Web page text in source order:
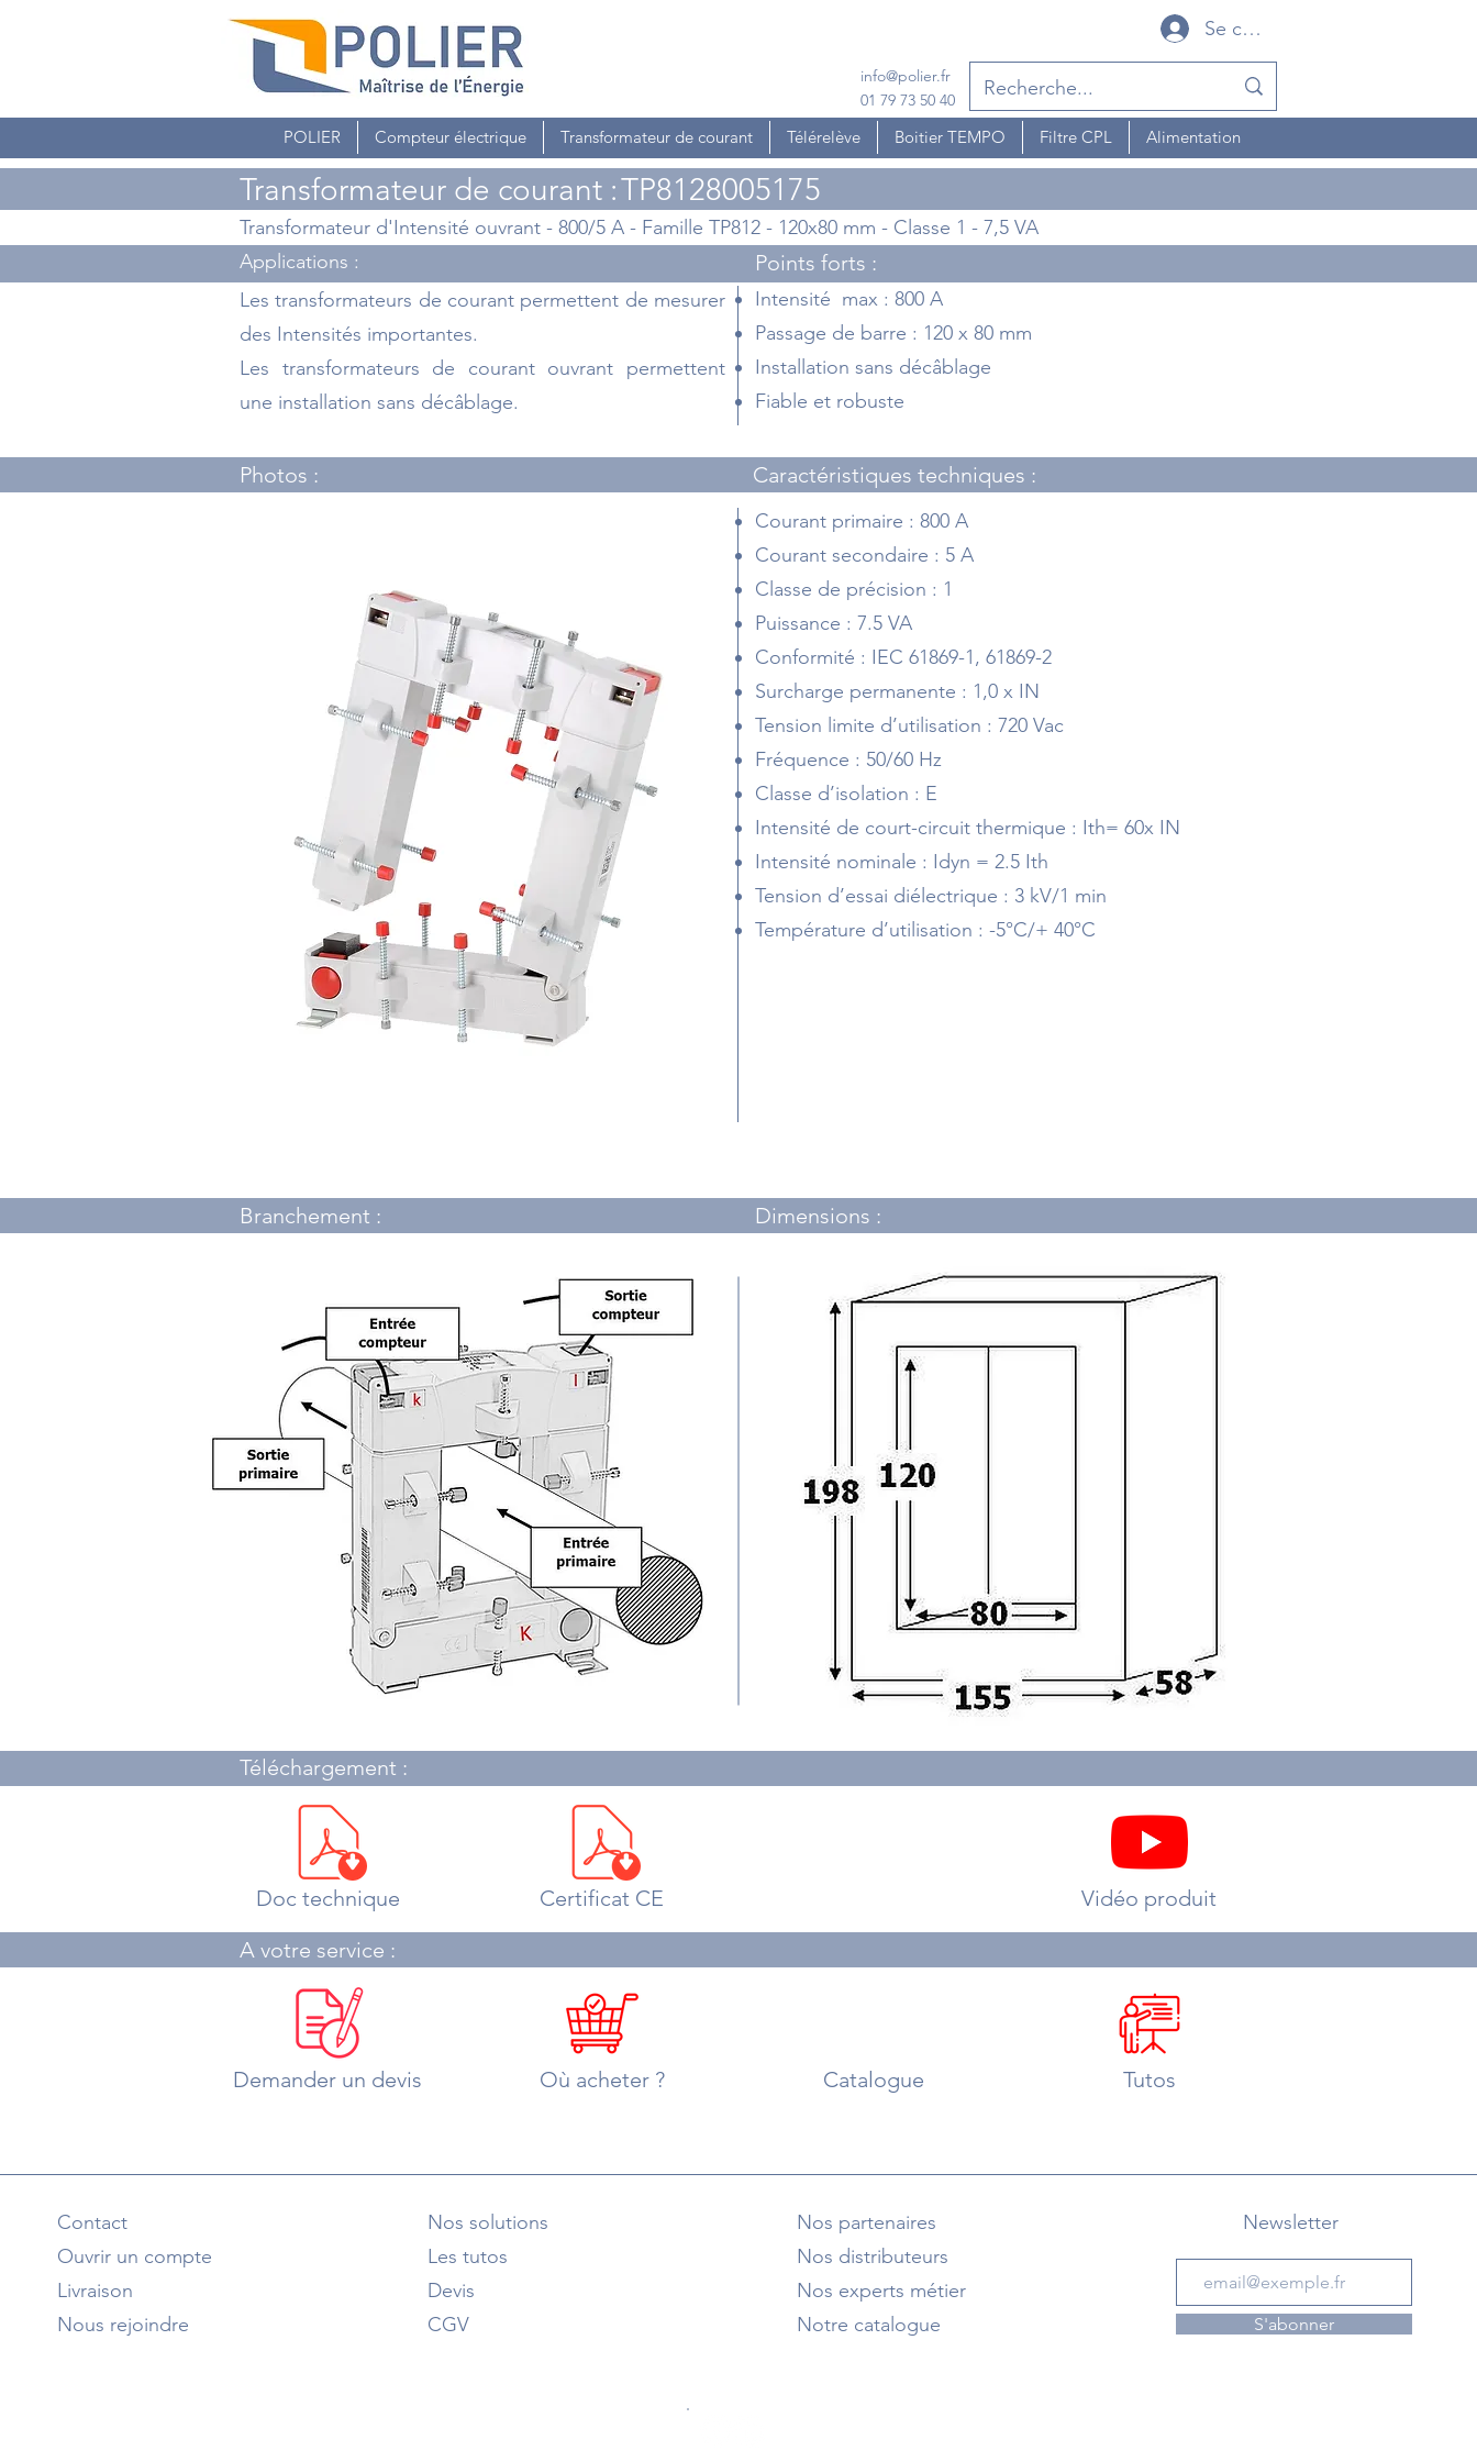
Se connecter
01 79 73 50 40
info@polier.fr
POLIER Compteur électrique Transformateur de courant Télérelève Boitier TEMPO Filtre CPL Alimentation
Transformateur de courant :TP8128005175
Transformateur d'Intensité ouvrant - 800/5 A - Famille TP812 - 120x80 mm - Classe 1 - 7,5 VA
Applications :
Points forts :
Les transformateurs de courant permettent de mesurer
des Intensités importantes.
Les transformateurs de courant ouvrant permettent
une installation sans décâblage.
Intensité max : 800 A
Passage de barre : 120 x 80 mm
Installation sans décâblage
Fiable et robuste
Photos : Caractéristiques techniques :
Courant primaire : 800 A
Courant secondaire : 5 A
Classe de précision : 1
Puissance : 7.5 VA
Conformité : IEC 61869-1, 61869-2
Surcharge permanente : 1,0 x IN
Tension limite d’utilisation : 720 Vac
Fréquence : 50/60 Hz
Classe d’isolation : E
Intensité de court-circuit thermique : Ith= 60x IN
Intensité nominale : Idyn = 2.5 Ith
Tension d’essai diélectrique : 3 kV/1 min
Température d’utilisation : -5°C/+ 40°C
Branchement : Dimensions :
Téléchargement :
Doc technique Certificat CE
Vidéo produit
A votre service :
Demander un devis Où acheter ? Catalogue Tutos
Contact
Ouvrir un compte
Livraison
Nous rejoindre
Nos solutions
Les tutos
Devis
CGV
Nos partenaires
Nos distributeurs
Nos experts métier
Notre catalogue
Newsletter
S'abonner